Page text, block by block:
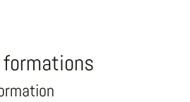
formations